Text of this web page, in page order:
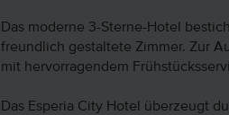
Das moderne 3-Sterne-Hotel
freundlich gestaltete Zimmer. Zur
mit hervorragendem
Das Esperia City Hotel überzeugt